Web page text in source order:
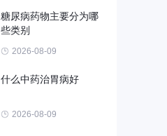
糖尿病药物主要分为哪
些类别
2026-08-09
什么中药治胃病好
2026-08-09